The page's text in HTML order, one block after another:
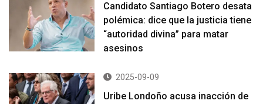
Candidato Santiago Botero desata
polémica: dice que la justicia tiene
“autoridad divina” para matar
asesinos
2025-09-09
Uribe Londoño acusa inacción de